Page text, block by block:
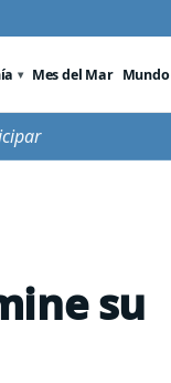
Mes del Mar Mundo
su